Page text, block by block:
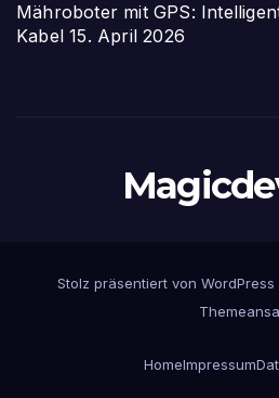
Mähroboter mit GPS:
Kabel 15. April 2026
Stolz präsentiert von WordPress
HomeImpressum